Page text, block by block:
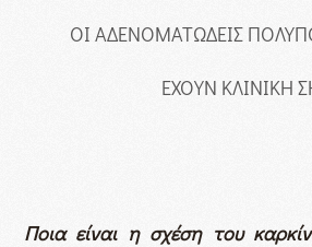
ΟΙ ΑΔΕΝΟΜΑΤΩΔΕΙΣ
ΕΧΟΥΝ ΚΛΙΝΙΚΗ
Ποια είναι η σχέση του